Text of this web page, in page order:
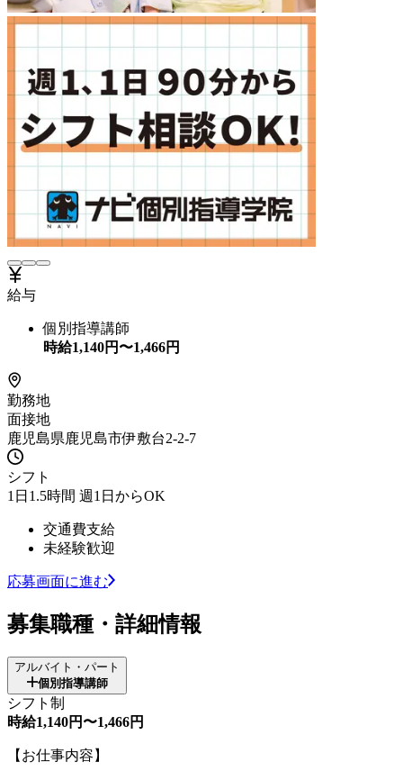
給与
個別指導講師
時給1,140円〜1,466円
勤務地
面接地
鹿児島県鹿児島市伊敷台2-2-7
シフト
1日1.5時間 週1日からOK
交通費支給
未経験歓迎
応募画面に進む
募集職種・詳細情報
アルバイト・パート
個別指導講師
シフト制
時給1,140円〜1,466円
【お仕事内容】